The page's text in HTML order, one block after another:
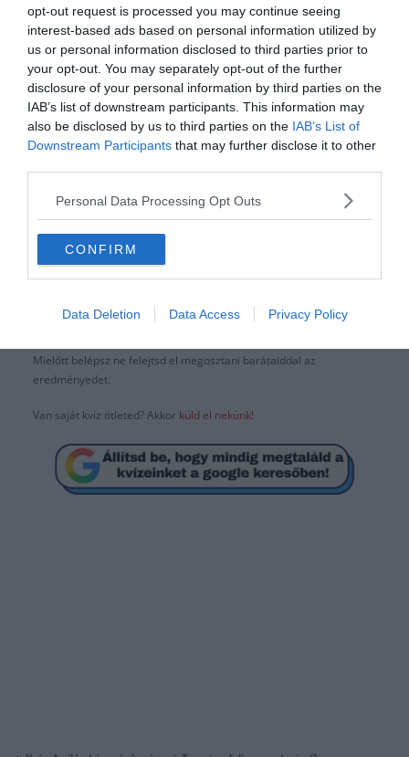
opt-out request is processed you may continue seeing
interest-based ads based on personal information utilized by
us or personal information disclosed to third parties prior to
your opt-out. You may separately opt-out of the further
disclosure of your personal information by third parties on the
IAB’s list of downstream participants. This information may
also be disclosed by us to third parties on the IAB’s List of
Downstream Participants that may further disclose it to other
Personal Data Processing Opt Outs
CONFIRM
Data Deletion Data Access Privacy Policy
Thorbogár
Lokibogár
Herkulesbogár
Ha érdekelnek további kvízek
megtalálod őket, illetve
acebook
Mielőtt belépsz ne felejtsd el megosztani barátaiddal az
eredményedet.
Van saját kvíz ötleted? Akkor küld el nekünk!